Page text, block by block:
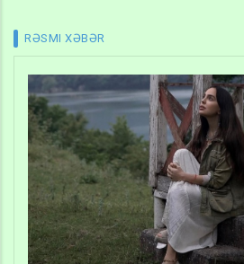
RƏSMI XƏBƏR